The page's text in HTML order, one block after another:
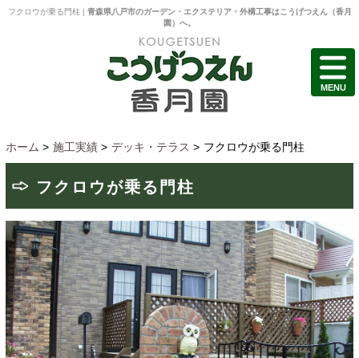
フクロウが乗る門柱 | 青森県八戸市のガーデン・エクステリア・外構工事はこうげつえん（香月
園）へ。
ホーム > 施工実績 > デッキ・テラス > フクロウが乗る門柱
フクロウが乗る門柱
MENU